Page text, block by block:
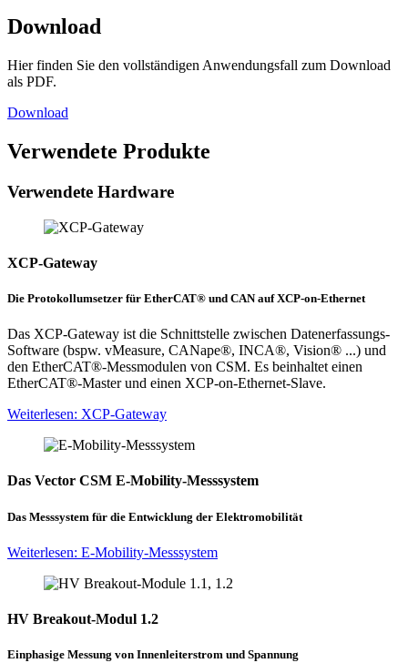
Download
Hier finden Sie den vollständigen Anwendungsfall zum Download
als PDF.
Download
Verwendete Produkte
Verwendete Hardware
XCP-Gateway
Die Protokollumsetzer für EtherCAT® und CAN auf XCP-on-Ethernet
Das XCP-Gateway ist die Schnittstelle zwischen Datenerfassungs-
Software (bspw. vMeasure, CANape®, INCA®, Vision® ...) und
den EtherCAT®-Messmodulen von CSM. Es beinhaltet einen
EtherCAT®-Master und einen XCP-on-Ethernet-Slave.
Weiterlesen: XCP-Gateway
Das Vector CSM E-Mobility-Messsystem
Das Messsystem für die Entwicklung der Elektromobilität
Weiterlesen: E-Mobility-Messsystem
HV Breakout-Modul 1.2
Einphasige Messung von Innenleiterstrom und Spannung